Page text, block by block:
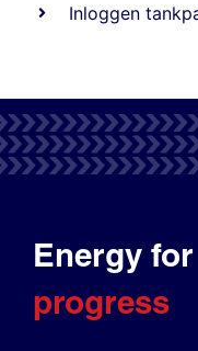
Inloggen
Energy for
progress